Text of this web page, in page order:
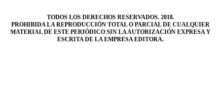
TODOS LOS DERECHOS RESERVADOS. 2018.
PROHIBIDA LA REPRODUCCIÓN TOTAL O PARCIAL DE CUALQUIER
MATERIAL DE ESTE PERIÓDICO SIN LA AUTORIZACIÓN EXPRESA Y
ESCRITA DE LA EMPRESA EDITORA.